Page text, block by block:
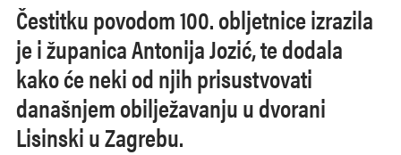
Čestitku povodom 100. obljetnice izrazila
je i županica Antonija Jozić, te dodala
kako će neki od njih prisustvovati
današnjem obilježavanju u dvorani
Lisinski u Zagrebu.